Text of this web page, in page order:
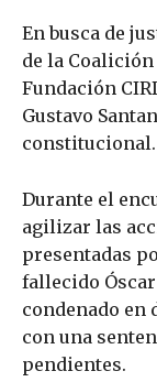
En busca de
de la
Fundación
Gustavo
constitucional.
Durante el
agilizar las
presentadas
fallecido
condenado en
con una
pendientes.